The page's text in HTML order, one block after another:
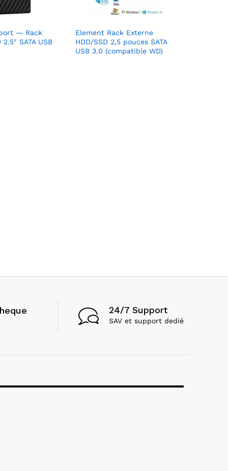
— Rack
SATA USB
Element Rack Externe
HDD/SSD 2,5 pouces SATA
USB 3.0 (compatible WD)
24/7 Support
SAV et support dedié